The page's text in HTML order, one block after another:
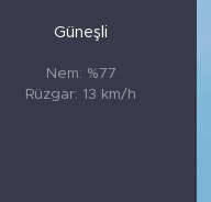
Güneşli
Nem: %77
Rüzgar: 13 km/h